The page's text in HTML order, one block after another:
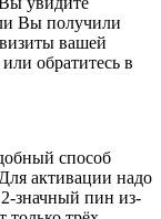
Вы получили
вашей
обратитесь в
способ
активации надо
значный пин из-